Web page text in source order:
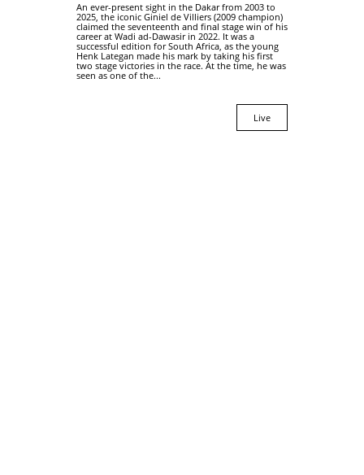
An ever-present sight in the Dakar from 2003 to
2025, the iconic Giniel de Villiers (2009 champion)
claimed the seventeenth and final stage win of his
career at Wadi ad-Dawasir in 2022. It was a
successful edition for South Africa, as the young
Henk Lategan made his mark by taking his first
two stage victories in the race. At the time, he was
seen as one of the...
Live